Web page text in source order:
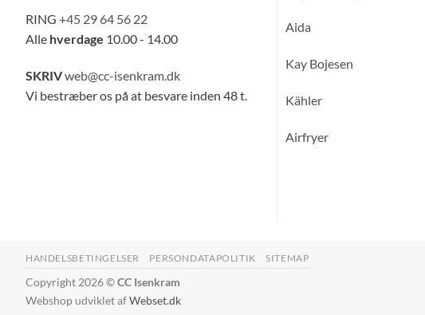
RING +45 29 64 56 22
Alle hverdage 10.00 - 14.00
SKRIVweb@cc-isenkram.dk
Vi bestræber os på at besvare inden 48 t.
Aida
Kay Bojesen
Kähler
Airfryer
HANDELSBETINGELSER PERSONDATAPOLITIK SITEMAP
Copyright 2026 ©CC Isenkram
Webshop udviklet afWebset.dk